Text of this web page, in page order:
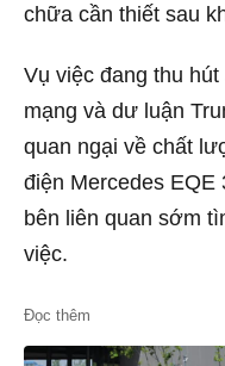
chữa cần thiết sau
Vụ việc đang thu
mạng và dư luận
quan ngại về chất
điện Mercedes EQE
bên liên quan sớm
việc.
Đọc thêm